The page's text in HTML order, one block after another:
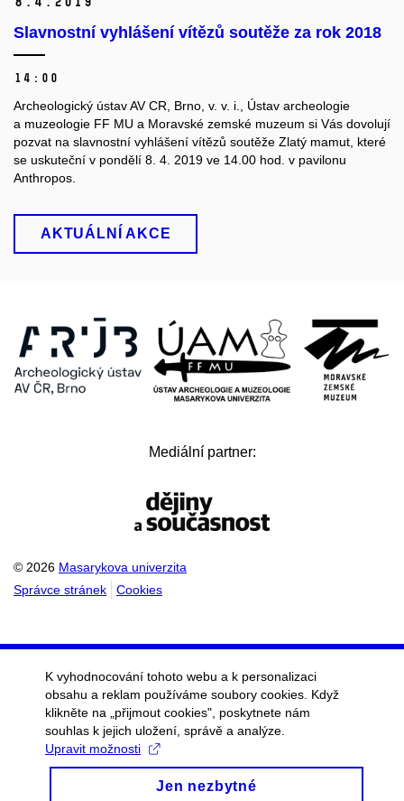
Slavnostní vyhlášení vítězů soutěže za rok 2018
14:00
Archeologický ústav AV CR, Brno, v. v. i., Ústav archeologie
a muzeologie FF MU a Moravské zemské muzeum si Vás dovolují
pozvat na slavnostní vyhlášení vítězů soutěže Zlatý mamut, které
se uskuteční v pondělí 8. 4. 2019 ve 14.00 hod. v pavilonu
Anthropos.
AKTUÁLNÍ AKCE
Mediální partner:
© 2026 Masarykova univerzita
Správce stránek
Cookies
K vyhodnocování tohoto webu a k personalizaci
obsahu a reklam používáme soubory cookies. Když
klikněte na „přijmout cookies", poskytnete nám
souhlas k jejich uložení, správě a analýze.
Upravit možnosti
Jen nezbytné